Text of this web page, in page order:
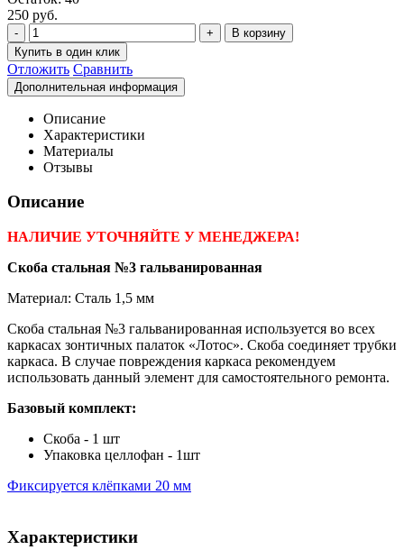
250 руб.
Отложить Сравнить
Описание
Характеристики
Материалы
Отзывы
Описание
НАЛИЧИЕ УТОЧНЯЙТЕ У МЕНЕДЖЕРА!
Скоба стальная №3 гальванированная
Материал: Сталь 1,5 мм
Скоба стальная №3 гальванированная используется во всех
каркасах зонтичных палаток «Лотос». Скоба соединяет трубки
каркаса. В случае повреждения каркаса рекомендуем
использовать данный элемент для самостоятельного ремонта.
Базовый комплект:
Скоба - 1 шт
Упаковка целлофан - 1шт
Фиксируется клёпками 20 мм
Характеристики